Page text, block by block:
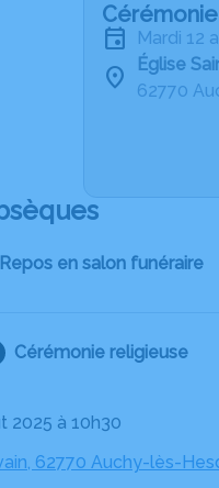
mardi
Église
62770
Repos en salon funéraire
Cérémonie religieuse
2025 à 10h30
62770 Auchy-lès-